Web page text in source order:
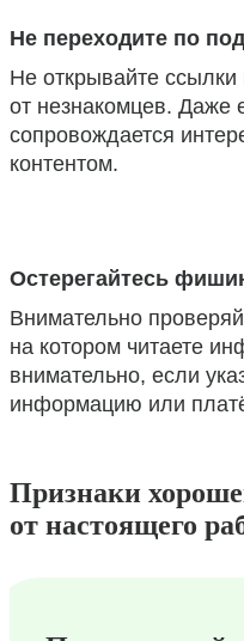
Не переходите по
Не открывайте
от незнакомцев. Даже
сопровождается
контентом.
Остерегайтесь
Внимательно
на котором читаете
внимательно, если
информацию или
Признаки
от настоящего